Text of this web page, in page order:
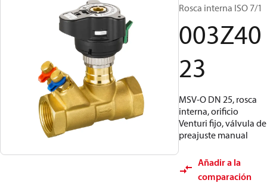
Rosca interna ISO 7/1
003Z40
23
MSV-O DN 25, rosca
interna, orificio
Venturi fijo, válvula de
preajuste manual
Añadir a la
comparación